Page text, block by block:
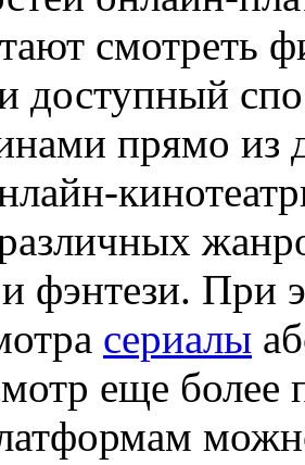
смотреть
доступный
прямо из
фэнтези. При
сериалы
еще более